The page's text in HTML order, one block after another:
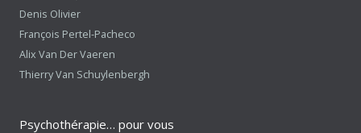
Denis Olivier
François Pertel-Pacheco
Alix Van Der Vaeren
Thierry Van Schuylenbergh
Psychothérapie… pour vous